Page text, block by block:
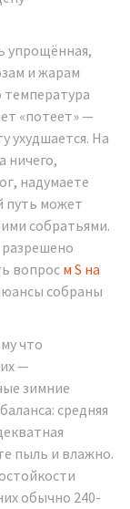
упрощённая,
и жарам
температура
«потеет» —
ухудшается. На
ничего,
надумаете
путь может
собратьями.
вопрос м S на
собраны
что
—
зимние
средняя
пыль и влажно.
обычно 240-